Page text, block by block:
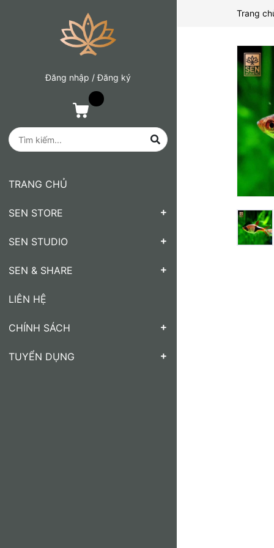
Đăng nhập /Đăng ký
TRANG CHỦ
SEN STORE
SEN STUDIO
SEN & SHARE
LIÊN HỆ
CHÍNH SÁCH
TUYỂN DỤNG
Trang